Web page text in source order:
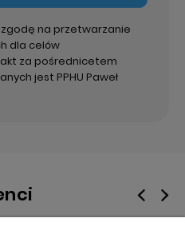
na przetwarzanie
dla celów
za pośrednicetem
jest PPHU Paweł